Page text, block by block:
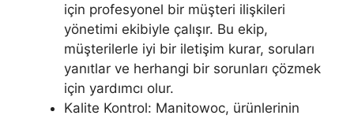
için profesyonel bir müşteri ilişkileri
yönetimi ekibiyle çalışır. Bu ekip,
müşterilerle iyi bir iletişim kurar, soruları
yanıtlar ve herhangi bir sorunları çözmek
için yardımcı olur.
Kalite Kontrol: Manitowoc, ürünlerinin